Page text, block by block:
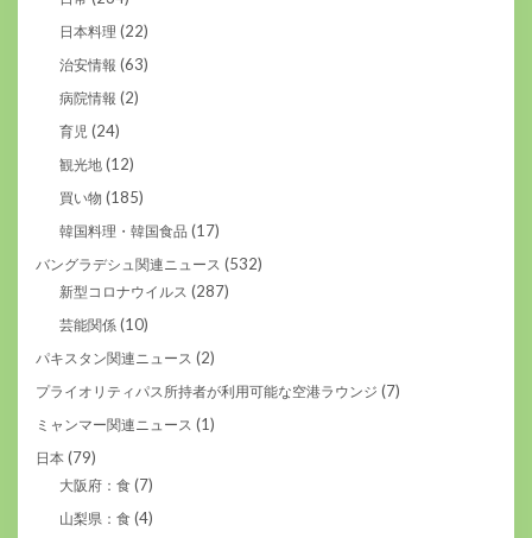
日本料理 (22)
治安情報 (63)
病院情報 (2)
育児 (24)
観光地 (12)
買い物 (185)
韓国料理・韓国食品 (17)
バングラデシュ関連ニュース (532)
新型コロナウイルス (287)
芸能関係 (10)
パキスタン関連ニュース (2)
プライオリティパス所持者が利用可能な空港ラウンジ (7)
ミャンマー関連ニュース (1)
日本 (79)
大阪府：食 (7)
山梨県：食 (4)